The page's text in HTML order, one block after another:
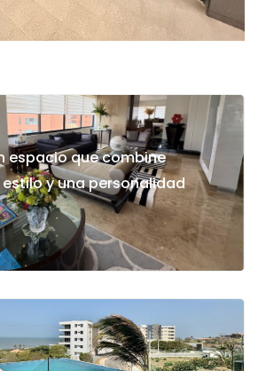
espacio que combine
y una personalidad